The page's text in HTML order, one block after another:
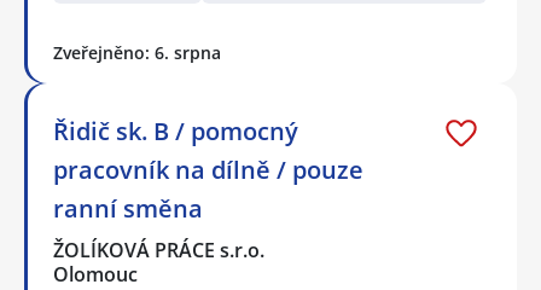
Zveřejněno: 6. srpna
Řidič sk. B / pomocný
pracovník na dílně / pouze
ranní směna
ŽOLÍKOVÁ PRÁCE s.r.o.
Olomouc